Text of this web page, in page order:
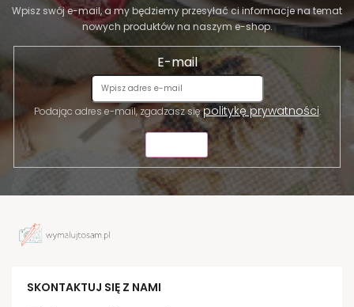
Wpisz swój e-mail, a my będziemy przesyłać ci informacje na temat
nowych produktów na naszym e-shop.
E-mail
Podając adres e-mail, zgadzasz siępolitykę prywatności.
SKONTAKTUJ SIĘ Z NAMI